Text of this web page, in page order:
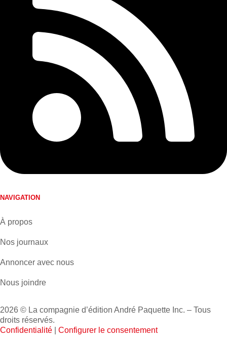
NAVIGATION
À propos
Nos journaux
Annoncer avec nous
Nous joindre
2026 © La compagnie d’édition André Paquette Inc. – Tous
droits réservés.
Confidentialité
Configurer le consentement